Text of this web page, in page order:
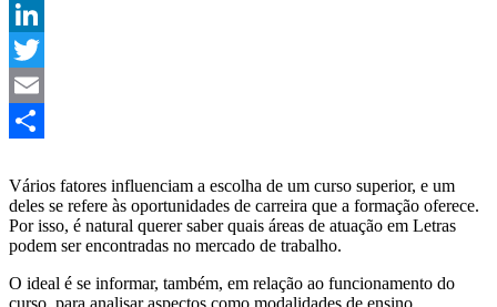
WhatsApp
LinkedIn
Twitter
Email
Vários fatores influenciam a escolha de um curso superior, e um
deles se refere às oportunidades de carreira que a formação oferece.
Por isso, é natural querer saber quais áreas de atuação em Letras
podem ser encontradas no mercado de trabalho.
O ideal é se informar, também, em relação ao funcionamento do
curso, para analisar aspectos como modalidades de ensino